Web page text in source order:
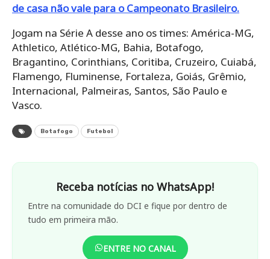
de casa não vale para o Campeonato Brasileiro.
Jogam na Série A desse ano os times: América-MG,
Athletico, Atlético-MG, Bahia, Botafogo,
Bragantino, Corinthians, Coritiba, Cruzeiro, Cuiabá,
Flamengo, Fluminense, Fortaleza, Goiás, Grêmio,
Internacional, Palmeiras, Santos, São Paulo e
Vasco.
Botafogo Futebol
Receba notícias no WhatsApp!
Entre na comunidade do DCI e fique por dentro de
tudo em primeira mão.
ENTRE NO CANAL